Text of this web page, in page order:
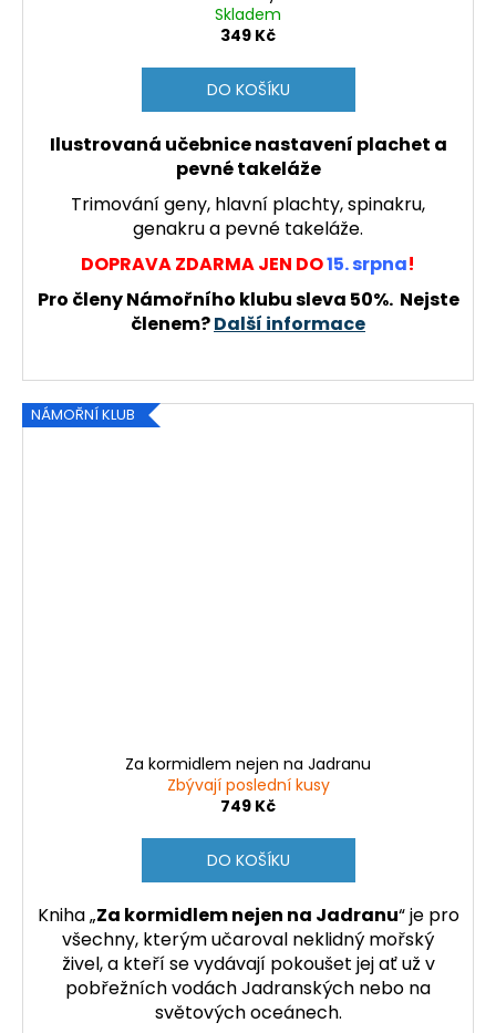
Skladem
349 Kč
DO KOŠÍKU
Ilustrovaná učebnice nastavení plachet a
pevné takeláže
Trimování geny, hlavní plachty, spinakru,
genakru a pevné takeláže.
DOPRAVA ZDARMA JEN DO15. srpna!
Pro členy Námořního klubu sleva 50%. Nejste
členem?Další informace
NÁMOŘNÍ KLUB
Za kormidlem nejen na Jadranu
Zbývají poslední kusy
749 Kč
DO KOŠÍKU
Kniha „Za kormidlem nejen na Jadranu“ je pro
všechny, kterým učaroval neklidný mořský
živel, a kteří se vydávají pokoušet jej ať už v
pobřežních vodách Jadranských nebo na
světových oceánech.